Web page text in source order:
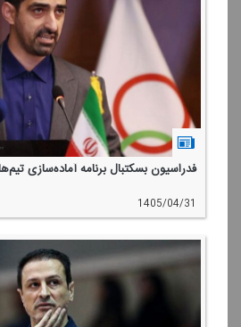
فدراسیون بسكتبال برنامه آماده‌سازی
1405/04/31